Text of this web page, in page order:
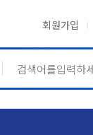
회원가입